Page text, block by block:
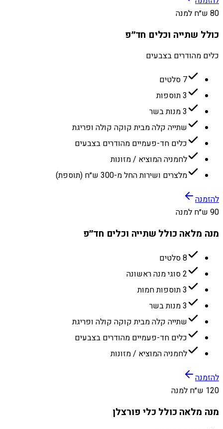
80 ש״ח למנה
כולל שתייה וכלים חד״פ
כלים מהודרים בצבעים
7 סלטים
3 תוספות
3 מנות בשר
שתייה קלה מבית קוקה קולה ופריגת
כלים חד-פעמיים מהודרים בצבעים
לחמניה המוציא / מזונות
מלצרים ושירות החל מ-300 ש״ח (תוספת)
להזמנה
90 ש״ח למנה
מנה מלאה כולל שתייה וכלים חד״פ
8 סלטים
2 סוגי מנה ראשונה
3 תוספות חמות
3 מנות בשר
שתייה קלה מבית קוקה קולה ופריגת
כלים חד-פעמיים מהודרים בצבעים
לחמניה המוציא / מזונות
להזמנה
120 ש״ח למנה
מנה מלאה כולל כלי פורצלן